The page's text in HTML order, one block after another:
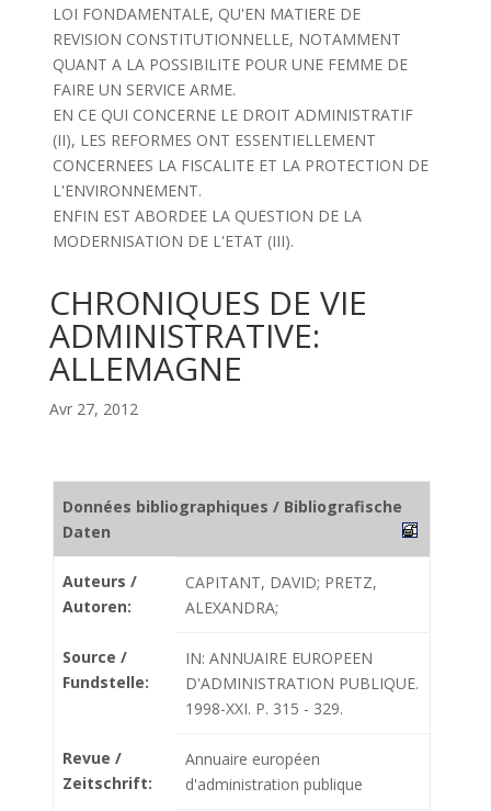
LOI FONDAMENTALE, QU'EN MATIERE DE
REVISION CONSTITUTIONNELLE, NOTAMMENT
QUANT A LA POSSIBILITE POUR UNE FEMME DE
FAIRE UN SERVICE ARME.
EN CE QUI CONCERNE LE DROIT ADMINISTRATIF
(II), LES REFORMES ONT ESSENTIELLEMENT
CONCERNEES LA FISCALITE ET LA PROTECTION DE
L'ENVIRONNEMENT.
ENFIN EST ABORDEE LA QUESTION DE LA
MODERNISATION DE L'ETAT (III).
CHRONIQUES DE VIE
ADMINISTRATIVE:
ALLEMAGNE
Avr 27, 2012
Données bibliographiques / Bibliografische
Daten
Auteurs /
Autoren:
CAPITANT, DAVID; PRETZ,
ALEXANDRA;
Source /
Fundstelle:
IN: ANNUAIRE EUROPEEN
D'ADMINISTRATION PUBLIQUE.
1998-XXI. P. 315 - 329.
Revue /
Zeitschrift:
Annuaire européen
d'administration publique